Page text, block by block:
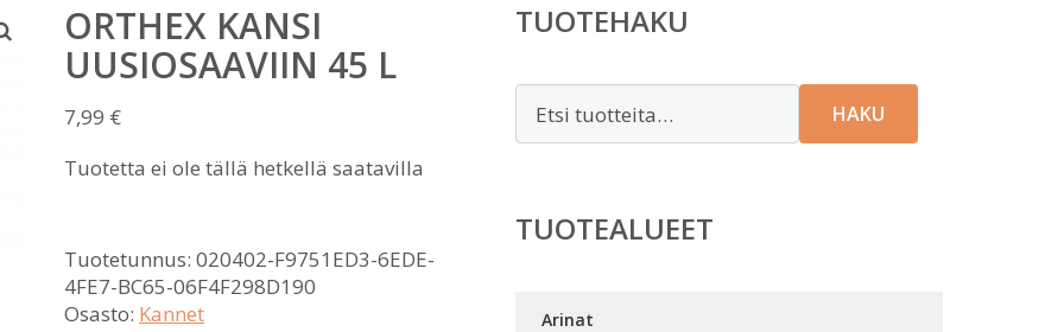
ORTHEX KANSI
UUSIOSAAVIIN 45 L
7,99 €
Tuotetta ei ole tällä hetkellä saatavilla
Tuotetunnus: 020402-F9751ED3-6EDE-
4FE7-BC65-06F4F298D190
Osasto: Kannet
TUOTEHAKU
HAKU
TUOTEALUEET
Arinat